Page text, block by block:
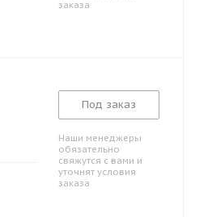
заказа
Под заказ
Наши менеджеры
обязательно
свяжутся с вами и
уточнят условия
заказа